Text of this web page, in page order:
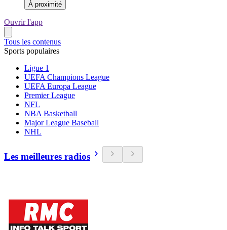
À proximité
Ouvrir l'app
Tous les contenus
Sports populaires
Ligue 1
UEFA Champions League
UEFA Europa League
Premier League
NFL
NBA Basketball
Major League Baseball
NHL
Les meilleures radios